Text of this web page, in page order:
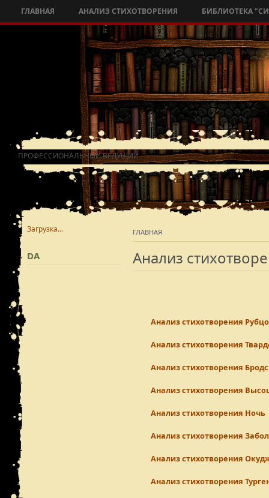
ГЛАВНАЯ АНАЛИЗ СТИХОТВОРЕНИЯ БИБЛИОТЕКА
ПРОФЕССИОНАЛЬНЫЙ ВЕДУЩИЙ
ГЛАВНАЯ
Анализ
Анализ стихотворения
Анализ стихотворения
Анализ стихотворения
Анализ стихотворения
Анализ стихотворения Ночь
Анализ стихотворения
Анализ стихотворения
Анализ стихотворения
Загрузка...
DA